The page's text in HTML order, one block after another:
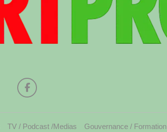
TV / Podcast /Medias Gouvernance / Formation